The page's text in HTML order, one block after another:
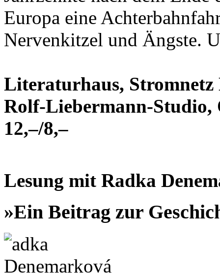
Europa eine
Nervenkitzel und Ängste.
Literaturhaus,
Rolf-Liebermann-Studio,
12,–/8,–
Lesung mit Radka
»Ein Beitrag zur